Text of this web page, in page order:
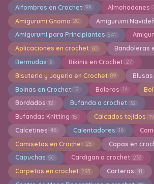
Alfombras en Crochet 99 Almohadones
Amigurumi Gnomo 20 Amigurumi
Amigurumi para Principiantes 541
Aplicaciones en crochet 60 Bandoleras
Bermudas 3 Bikinis en Crochet 27
Bisuteria y Joyeria en Crochet 89
Boinas en Crochet 12 Boleros 14
Bordados 12 Bufanda a crochet 32
Bufandas Knitting 15 Calcados tejidos 19
Calcetines 46 Calentadores 16
Camisetas en Crochet 25 Capas en
Capuchas 50 Cardigan a crochet 233
Carpetas en crochet 293 Carteras 41